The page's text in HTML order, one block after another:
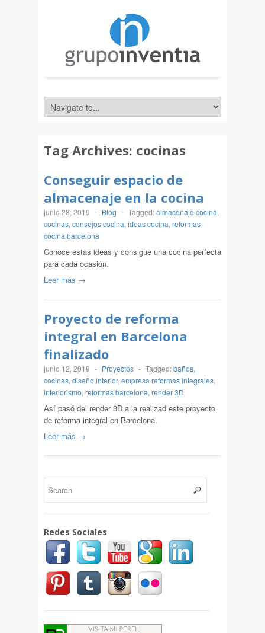
Tag Archives: cocinas
Conseguir espacio de
almacenaje en la cocina
junio 28, 2019 - Blog - Tagged:almacenaje cocina,
cocinas, consejos cocina, ideas cocina, reformas
cocina barcelona
Conoce estas ideas y consigue una cocina perfecta
para cada ocasión.
Leer más →
Proyecto de reforma
integral en Barcelona
finalizado
junio 12, 2019 - Proyectos - Tagged:baños,
cocinas, diseño interior, empresa reformas integrales,
interiorismo, reformas barcelona, render 3D
Así pasó del render 3D a la realizad este proyecto
de reforma integral en Barcelona.
Leer más →
Redes Sociales